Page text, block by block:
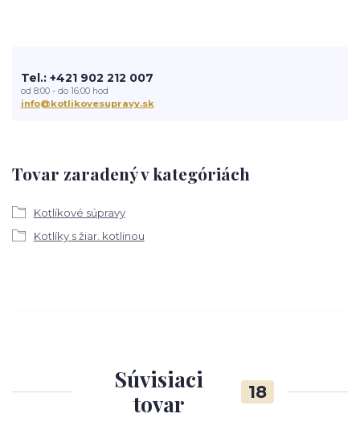
Tovar zaradený v kategóriách
Kotlíkové súpravy
Kotlíky s žiar. kotlinou
Tel.: +421 902 212 007
od 8:00 - do 16:00 hod
info@kotlikovesupravy.sk
Súvisiaci
tovar
18